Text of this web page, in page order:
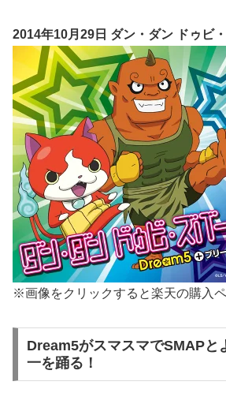
2014年10月29日 ダン・ダン ドゥビ
※画像をクリックすると楽天の購入
Dream5がスマスマでSMAPと
一を踊る！